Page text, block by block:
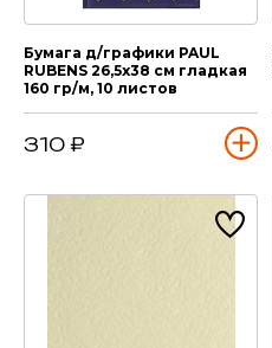
Бумага д/графики PAUL
RUBENS 26,5х38 см гладкая
160 гр/м, 10 листов
310 ₽